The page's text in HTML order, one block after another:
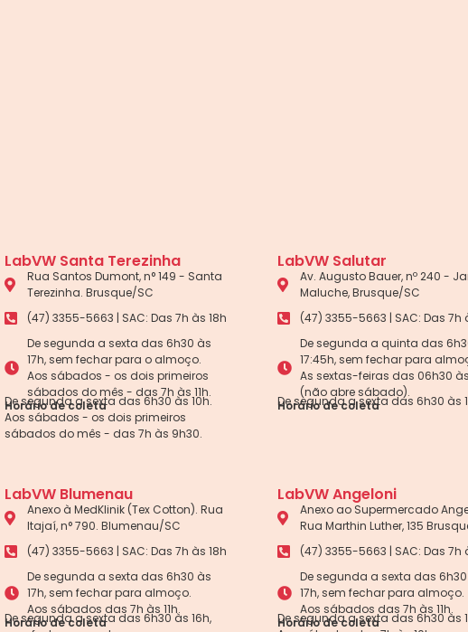
LabVW Santa Terezinha
Rua Santos Dumont, n° 149 - Santa
Terezinha. Brusque/SC
(47) 3355-5663 | SAC: Das 7h às 18h
De segunda a sexta das 6h30 às
17h, sem fechar para o almoço.
Aos sábados - os dois primeiros
sábados do mês - das 7h às 11h.
Horário de coleta
De segunda a sexta das 6h30 às 10h.
Aos sábados - os dois primeiros
sábados do mês - das 7h às 9h30.
LabVW Salutar
Av. Augusto Bauer, nº 240 -
Maluche, Brusque/SC
(47) 3355-5663 | SAC: Das 7h
De segunda a quinta das
17:45h, sem fechar para
As sextas-feiras das 06h30 às
(não abre sábado).
Horário de coleta
De segunda a sexta das 6h30 às
LabVW Blumenau
Anexo à MedKlinik (Tex Cotton). Rua
Itajaí, n° 790. Blumenau/SC
(47) 3355-5663 | SAC: Das 7h às 18h
De segunda a sexta das 6h30 às
17h, sem fechar para almoço.
Aos sábados das 7h às 11h.
Horário de coleta
De segunda a sexta das 6h30 às 16h,
LabVW Angeloni
Anexo ao Supermercado
Rua Marthin Luther, 135
(47) 3355-5663 | SAC: Das 7h
De segunda a sexta das
17h, sem fechar para almoço.
Aos sábados das 7h às 11h.
Horário de coleta
De segunda a sexta das 6h30 às